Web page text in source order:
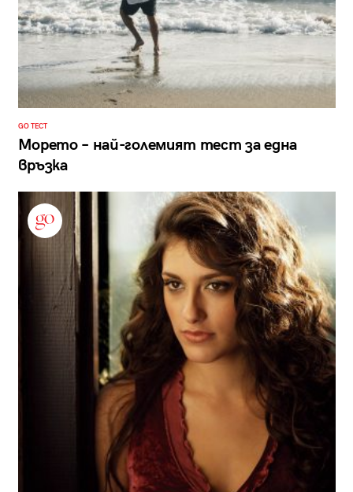
GO ТЕСТ
Морето – най-големият тест за една
връзка